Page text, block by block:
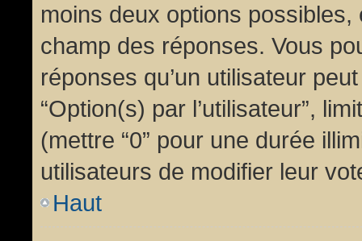
moins deux options
champ des réponses. Vous
réponses qu’un utilisateur
“Option(s) par l’utilisateur”,
(mettre “0” pour une durée
utilisateurs de modifier leur
Haut